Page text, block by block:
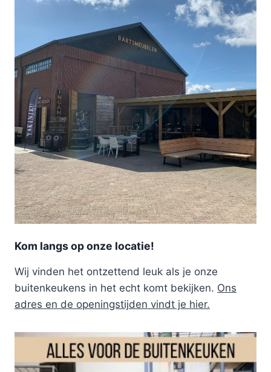
Kom langs op onze locatie!
Wij vinden het ontzettend leuk als je onze
buitenkeukens in het echt komt bekijken. Ons
adres en de openingstijden vindt je hier.